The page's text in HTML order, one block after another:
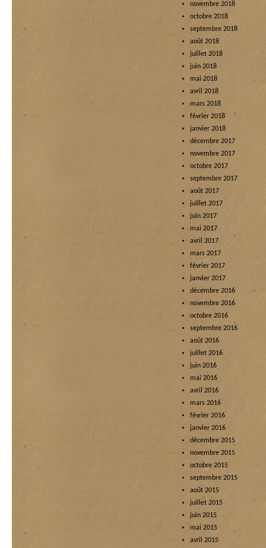
novembre 2018
octobre 2018
septembre 2018
août 2018
juillet 2018
juin 2018
mai 2018
avril 2018
mars 2018
février 2018
janvier 2018
décembre 2017
novembre 2017
octobre 2017
septembre 2017
août 2017
juillet 2017
juin 2017
mai 2017
avril 2017
mars 2017
février 2017
janvier 2017
décembre 2016
novembre 2016
octobre 2016
septembre 2016
août 2016
juillet 2016
juin 2016
mai 2016
avril 2016
mars 2016
février 2016
janvier 2016
décembre 2015
novembre 2015
octobre 2015
septembre 2015
août 2015
juillet 2015
juin 2015
mai 2015
avril 2015